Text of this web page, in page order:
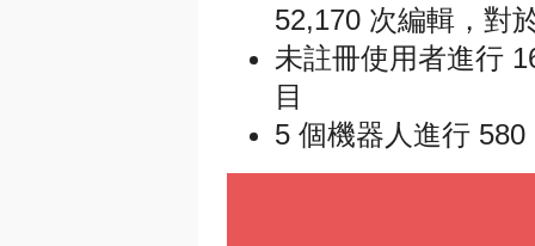
52,170 次編輯，對
未註冊使用者進行
目
5 個機器人進行